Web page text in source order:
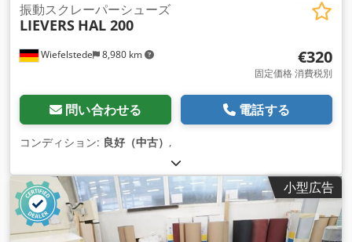
Wiefelstede 8,980 km
振動スクレーパーシューズ
LIEVERS HAL 200
€320
固定価格 消費税別
問い合わせる 電話する
コンディション: 良好（中古） ,
小型広告